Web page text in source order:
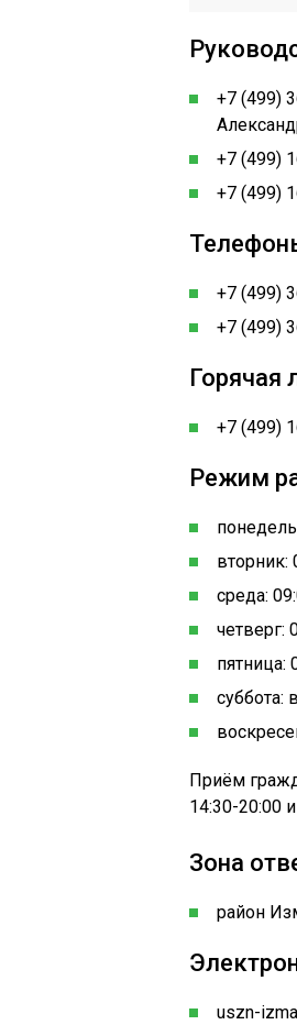
+7 (499)
+7 (499)
+7 (499)
+7 (499)
+7 (499)
Горячая
+7 (499)
Режим
вторник:
среда:
четверг:
пятница:
суббота:
Приём
14:30-20:00
Зона
район
uszn-